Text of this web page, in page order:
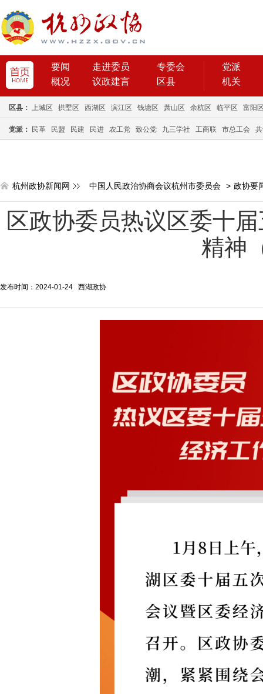
要闻 走进委员
专委会
概况
议政建言 区县
党派
机关
区县： 上城区 拱墅区 西湖区 滨江区 钱塘区 萧山区 余杭区 临平区 富阳
党派： 民革 民盟 民建 民进 农工党 致公党 九三学社 工商联 市总工会
杭州政协新闻网 中国人民政治协商会议杭州市委员会 > 政协要
区政协委员热议区委十
精神
发布时间：2024-01-24 西湖政协